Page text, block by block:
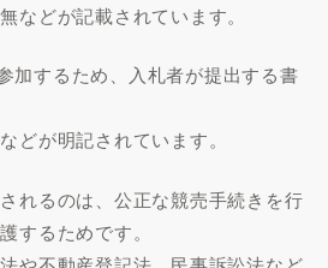
などが記載されています。
加するため、入札者が提出する書
どが明記されています。
れるのは、公正な競売手続きを行
するためです。